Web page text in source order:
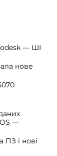
— ШІ
нове
—
ПЗ і нові